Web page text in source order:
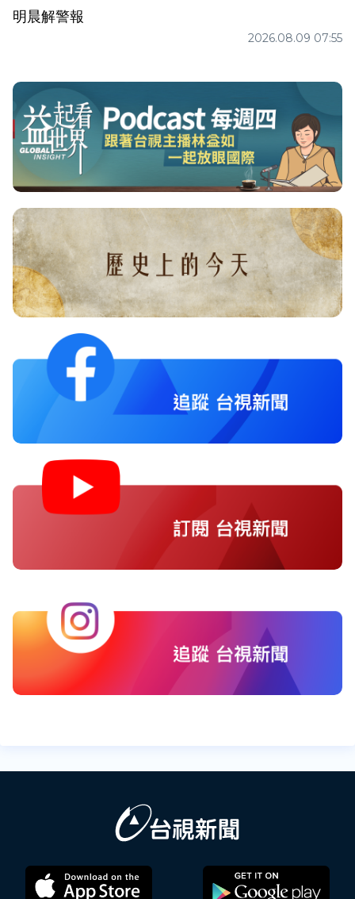
明晨解警報
2026.08.09 07:55